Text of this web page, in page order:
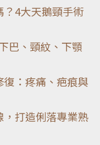
4大天鵝頸手術
巴、頸紋、下顎
：疼痛、疤痕與
打造俐落專業熟